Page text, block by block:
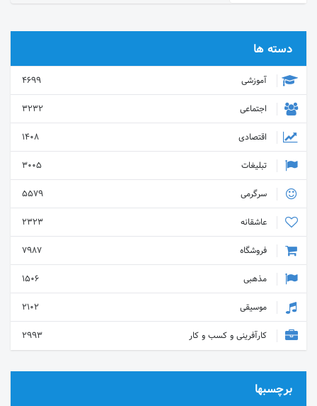
دسته ها
آموزشی
4699
اجتماعی
3232
اقتصادی
1408
تبلیغات
3005
سرگرمی
5579
عاشقانه
2323
فروشگاه
7987
مذهبی
1506
موسیقی
2102
کارآفرینی و کسب و کار
2993
برچسبها